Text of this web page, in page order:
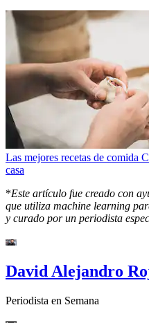
Las mejores recetas de comida
casa
*Este artículo fue creado con
que utiliza machine learning
y curado por un periodista
David Alejandro
Periodista en Semana